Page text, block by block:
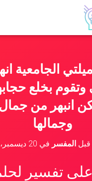
الجامعية
بخلع
انبهر من
وجمالها
المفسر في 20 ديسمبر، 2023
تفسير